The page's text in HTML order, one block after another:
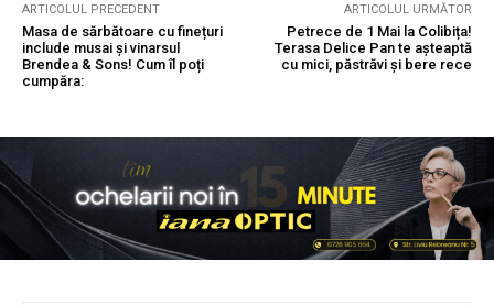
ARTICOLUL PRECEDENT
Masa de sărbătoare cu finețuri
include musai și vinarsul
Brendea & Sons! Cum îl poți
cumpăra:
ARTICOLUL URMĂTOR
Petrece de 1 Mai la Colibița!
Terasa Delice Pan te așteaptă
cu mici, păstrăvi și bere rece